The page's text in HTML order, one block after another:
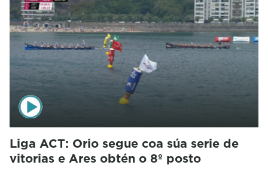
Liga ACT: Orio segue coa súa serie de
vitorias e Ares obtén o 8º posto